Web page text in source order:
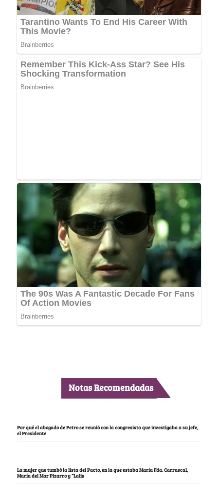
Notas Recomendadas
Por qué el abogado de Petro se reunió con la congresista que investigaba a su jefe,
el Presidente
La mujer que tumbó la lista del Pacto, en la que estaba María Fda. Carrascal,
María del Mar Pizarro y “Lalis